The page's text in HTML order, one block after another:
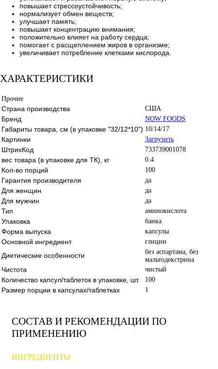
повышает стрессоустойчивость;
нормализует обмен веществ;
улучшает память;
повышает концентрацию внимания;
положительно влияет на работу сердца;
помогает с расщеплением жиров в организме;
увеличивает потребление клетками кислорода.
ХАРАКТЕРИСТИКИ
Прочие
Страна производства США
Бренд NOW FOODS
Габариты товара, см (в упаковке "32/12*10") 10/14/17
Картинки Загрузить
ШтрихКод 733739001078
вес товара (в упаковке для ТК), кг 0.4
Кол-во порций 100
Гарантия производителя да
Для женщин да
Для мужчин да
Тип аминокислота
Упаковка банка
Форма выпуска капсулы
Основной ингредиент глицин
Диетические особенности
без аспартама, без
мальтодекстрина
Чистота чистый
Количество капсул/таблеток в упаковке, шт. 100
Размер порции в капсулах/таблетках 1
СОСТАВ И РЕКОМЕНДАЦИИ ПО
ПРИМЕНЕНИЮ
ИНГРЕДИЕНТЫ